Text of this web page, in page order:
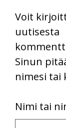
Voit
uutisesta
Sinun
nimesi tai
Nimi tai